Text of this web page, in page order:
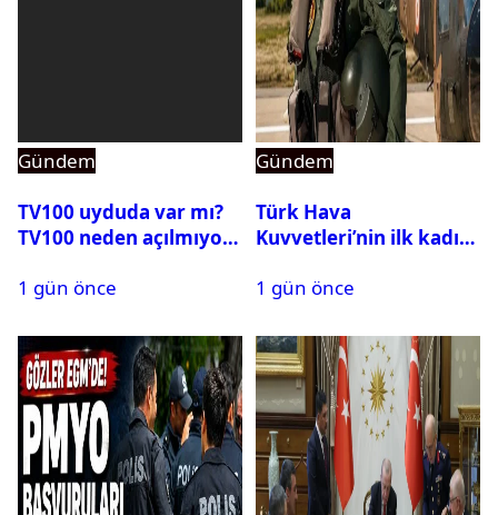
Gündem
TV100 uyduda var mı?
TV100 neden açılmıyor?
1 gün önce
Gündem
Türk Hava
Kuvvetleri’nin ilk kadın
Karapınar hakkında
ortaya çıktı
1 gün önce